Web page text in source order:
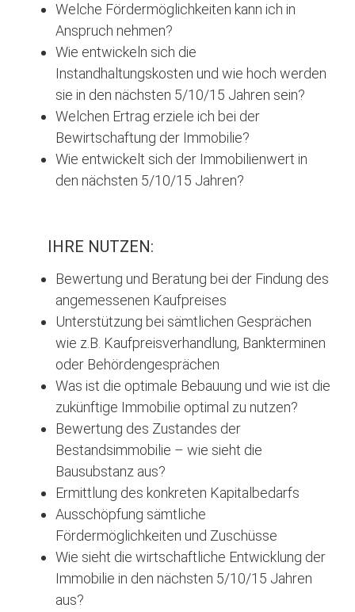
Welche Fördermöglichkeiten kann ich in
Anspruch nehmen?
Wie entwickeln sich die
Instandhaltungskosten und wie hoch werden
sie in den nächsten 5/10/15 Jahren sein?
Welchen Ertrag erziele ich bei der
Bewirtschaftung der Immobilie?
Wie entwickelt sich der Immobilienwert in
den nächsten 5/10/15 Jahren?
IHRE NUTZEN:
Bewertung und Beratung bei der Findung des
angemessenen Kaufpreises
Unterstützung bei sämtlichen Gesprächen
wie z.B. Kaufpreisverhandlung, Bankterminen
oder Behördengesprächen
Was ist die optimale Bebauung und wie ist die
zukünftige Immobilie optimal zu nutzen?
Bewertung des Zustandes der
Bestandsimmobilie – wie sieht die
Bausubstanz aus?
Ermittlung des konkreten Kapitalbedarfs
Ausschöpfung sämtliche
Fördermöglichkeiten und Zuschüsse
Wie sieht die wirtschaftliche Entwicklung der
Immobilie in den nächsten 5/10/15 Jahren
aus?